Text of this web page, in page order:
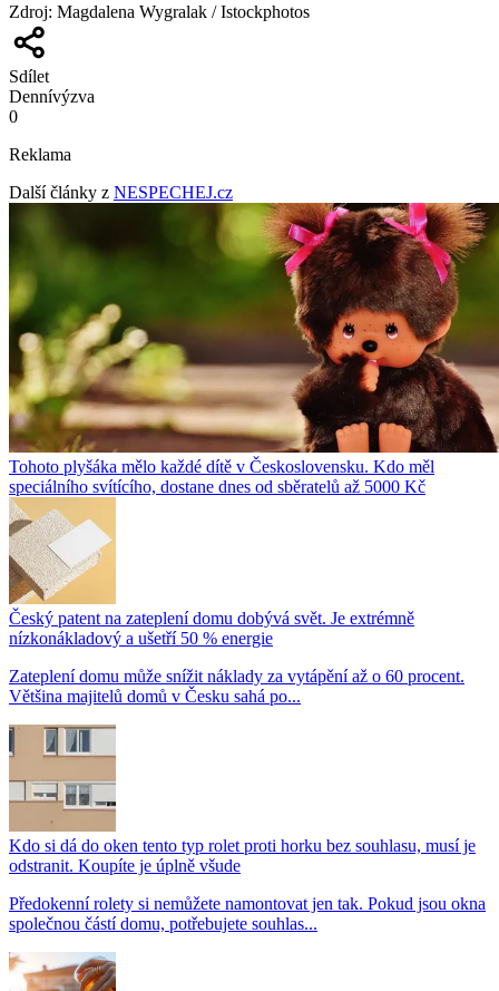
Zdroj: Magdalena Wygralak / Istockphotos
Sdílet
Dennívýzva
0
Reklama
Další články z NESPECHEJ.cz
Tohoto plyšáka mělo každé dítě v Československu. Kdo měl
speciálního svítícího, dostane dnes od sběratelů až 5000 Kč
Český patent na zateplení domu dobývá svět. Je extrémně
nízkonákladový a ušetří 50 % energie
Zateplení domu může snížit náklady za vytápění až o 60 procent.
Většina majitelů domů v Česku sahá po...
Kdo si dá do oken tento typ rolet proti horku bez souhlasu, musí je
odstranit. Koupíte je úplně všude
Předokenní rolety si nemůžete namontovat jen tak. Pokud jsou okna
společnou částí domu, potřebujete souhlas...